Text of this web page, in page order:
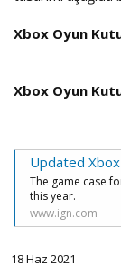
Xbox Oyun
Xbox Oyun
Updated Xbox
The game case
this year.
www.ign.com
18 Haz 2021